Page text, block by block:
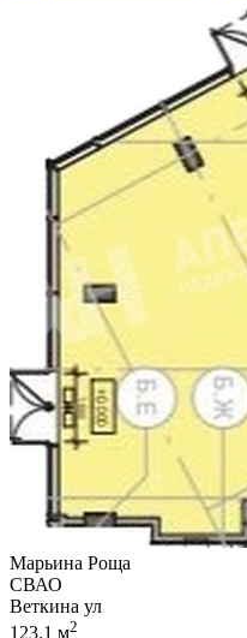
Марьина Роща
СВАО
Веткина ул
123.1 м2